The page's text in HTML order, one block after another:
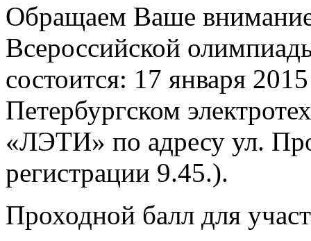
Обращаем Ваше
Всероссийской
состоится: 17 января
Петербургском
«ЛЭТИ» по адресу ул.
регистрации 9.45.).
Проходной балл для